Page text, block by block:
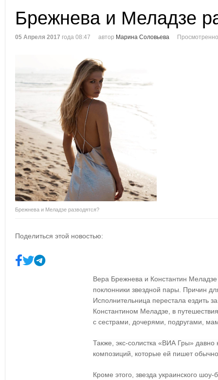
Брежнева и Меладзе
05 Апреля 2017 года 08:47 автор Марина Соловьева
Брежнева и Меладзе разводятся?
Поделиться этой новостью:
Вера Брежнева и Константин
поклонники звездной пары. Причин
Исполнительница перестала ездить
Константином Меладзе, в
с сестрами, дочерями, подругами,
Также, экс-солистка «ВИА Гры»
композиций, которые ей пишет
Кроме этого, звезда украинского